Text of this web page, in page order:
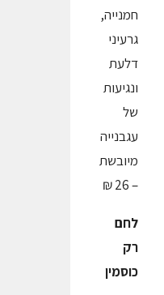
חמנייה,
גרעיני
דלעת
ונגיעות
של
עגבנייה
מיובשת
– 26 ₪
לחם
רק
כוסמין